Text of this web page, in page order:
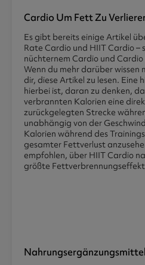
Cardio Um Fett Zu
Es gibt bereits einige Artikel
Rate Cardio und HIIT Cardio –
nüchternem Cardio und
Wenn du mehr darüber wissen
dir, diese Artikel zu lesen. Eine
hierbei ist, daran zu denken,
verbrannten Kalorien eine
zurückgelegten Strecke
unabhängig von der
Kalorien während des
gesamter Fettverlust
empfohlen, über HIIT Cardio
größte